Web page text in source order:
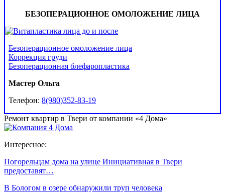
БЕЗОПЕРАЦИОННОЕ ОМОЛОЖЕНИЕ ЛИЦА
Безоперационное омоложение лица
Коррекция груди
Безоперационная блефаропластика
Мастер Ольга
Телефон: 8(980)352-83-19
Ремонт квартир в Твери от компании «4 Дома»
Интересное:
Погорельцам дома на улице Инициативная в Твери
предоставят…
В Бологом в озере обнаружили труп человека